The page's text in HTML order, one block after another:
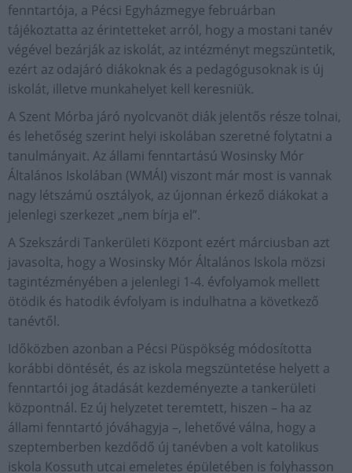
fenntartója, a Pécsi Egyházmegye februárban
tájékoztatta az érintetteket arról, hogy a mostani tanév
végével bezárják az iskolát, az intézményt megszüntetik,
ezért az odajáró diákoknak és a pedagógusoknak is új
iskolát, illetve munkahelyet kell keresniük.
A Szent Mórba járó nyolcvanöt diák jelentős része tolnai,
és lehetőség szerint helyi iskolában szeretné folytatni a
tanulmányait. Az állami fenntartású Wosinsky Mór
Általános Iskolában (WMÁI) viszont már most is vannak
nagy létszámú osztályok, az újonnan érkező diákokat a
jelenlegi szerkezet „nem bírja el”.
A Szekszárdi Tankerületi Központ ezért márciusban azt
javasolta, hogy a Wosinsky Mór Általános Iskola mözsi
tagintézményében a jelenlegi 1-4. évfolyamok mellett
ötödik és hatodik évfolyam is indulhatna a következő
tanévtől.
Időközben azonban a Pécsi Püspökség módosította
korábbi döntését, és az iskola megszüntetése helyett a
fenntartói jog átadását kezdeményezte a tankerületi
központnál. Ez új helyzetet teremtett, hiszen – ha az
állami fenntartó jóváhagyja –, lehetővé válna, hogy a
szeptemberben kezdődő új tanévben a volt katolikus
iskola Kossuth utcai emeletes épületében is folyhasson